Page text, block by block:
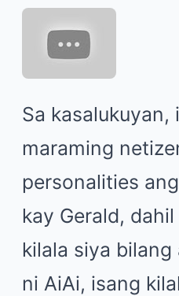
Sa kasalukuyan,
maraming
personalities
kay Gerald,
kilala siya
ni AiAi, isang